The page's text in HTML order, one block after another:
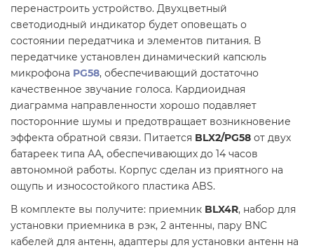
перенастроить устройство. Двухцветный
светодиодный индикатор будет оповещать о
состоянии передатчика и элементов питания. В
передатчике установлен динамический капсюль
микрофона PG58, обеспечивающий достаточно
качественное звучание голоса. Кардиоидная
диаграмма направленности хорошо подавляет
посторонние шумы и предотвращает возникновение
эффекта обратной связи. Питается BLX2/PG58 от двух
батареек типа АА, обеспечивающих до 14 часов
автономной работы. Корпус сделан из приятного на
ощупь и износостойкого пластика ABS.
В комплекте вы получите: приемник BLX4R, набор для
установки приемника в рэк, 2 антенны, пару BNC
кабелей для антенн, адаптеры для установки антенн на